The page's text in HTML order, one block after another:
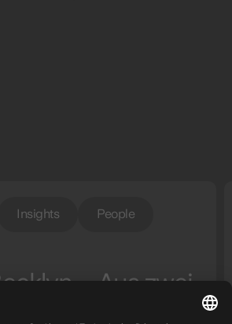
Insights People
– Aus zwei
einer